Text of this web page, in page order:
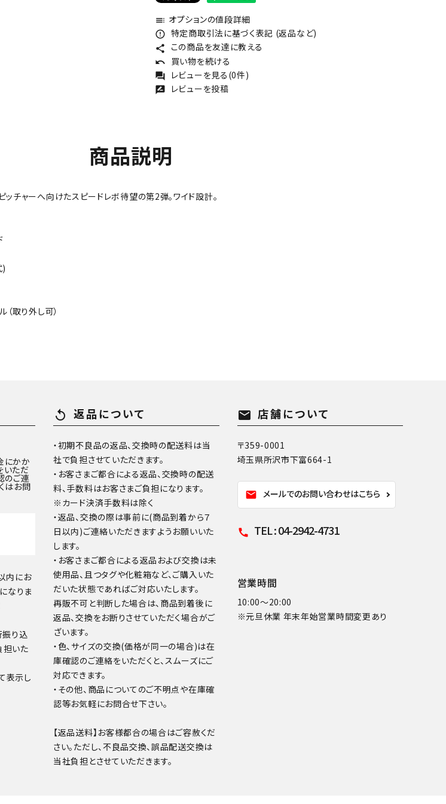
toc オプションの値段詳細
error_outline 特定商取引法に基づく表記 (返品など)
share この商品を友達に教える
undo 買い物を続ける
forum レビューを見る(0件)
rate_review レビューを投稿
商品説明
チャーへ向けたスピードレボ待望の第2弾。ワイド設計。
)
取り外し可）
にかか
いただ
のご連
はお問
内にお
なりま
振り込
担いた
表示し
replay 返品について
・初期不良品の返品、交換時の配送料は当
社で負担させていただきます。
・お客さまご都合による返品、交換時の配送
料、手数料はお客さまご負担になります。
※カード決済手数料は除く
・返品、交換の際は事前に(商品到着から７
日以内)ご連絡いただきますようお願いいた
します。
・お客さまご都合による返品および交換は未
使用品、且つタグや化粧箱など、ご購入いた
だいた状態であればご対応いたします。
再販不可と判断した場合は、商品到着後に
返品、交換をお断りさせていただく場合がご
ざいます。
・色、サイズの交換(価格が同一の場合)は在
庫確認のご連絡をいただくと、スムーズにご
対応できます。
・その他、商品についてのご不明点や在庫確
認等お気軽にお問合せ下さい。
【返品送料】お客様都合の場合はご容赦くだ
さい。ただし、不良品交換、誤品配送交換は
当社負担とさせていただきます。
mail 店舗について
〒359-0001
埼玉県所沢市下富664-1
mail メールでのお問い合わせはこちら
call TEL : 04-2942-4731
営業時間
10:00～20:00
※元旦休業 年末年始営業時間変更あり